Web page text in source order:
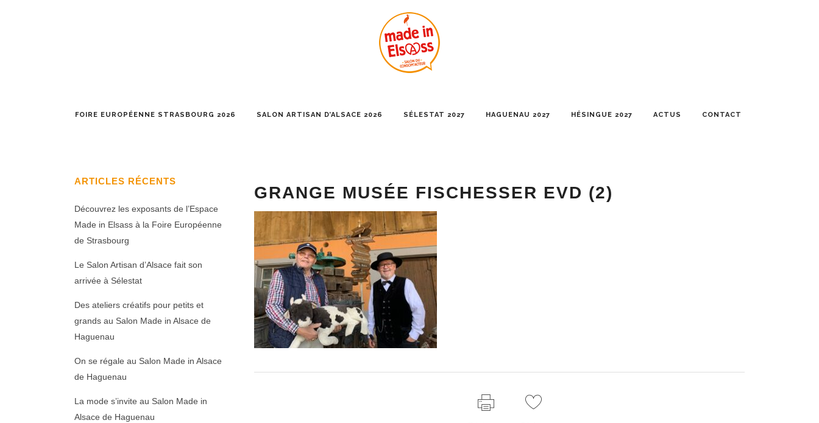
FOIRE EUROPÉENNE STRASBOURG 2026 SALON ARTISAN D’ALSACE 2026 SÉLESTAT 2027 HAGUENAU 2027 HÉSINGUE 2027 ACTUS CONTACT
ARTICLES RÉCENTS
Découvrez les exposants de l’Espace
Made in Elsass à la Foire Européenne
de Strasbourg
Le Salon Artisan d’Alsace fait son
arrivée à Sélestat
Des ateliers créatifs pour petits et
grands au Salon Made in Alsace de
Haguenau
On se régale au Salon Made in Alsace
de Haguenau
La mode s’invite au Salon Made in
Alsace de Haguenau
GRANGE MUSÉE FISCHESSER EVD (2)